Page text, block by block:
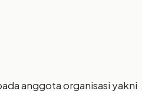
anggota organisasi yakni